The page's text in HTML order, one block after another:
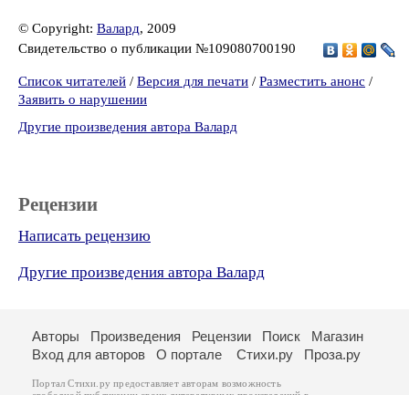
© Copyright: Валард, 2009
Свидетельство о публикации №109080700190
Список читателей / Версия для печати / Разместить анонс /
Заявить о нарушении
Другие произведения автора Валард
Рецензии
Написать рецензию
Другие произведения автора Валард
Авторы Произведения Рецензии Поиск
Магазин
Вход для авторов
О портале Стихи.ру Проза.ру
Портал Стихи.ру предоставляет авторам возможность